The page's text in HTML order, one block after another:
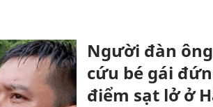
Người đàn
cứu bé gái
điểm sạt lở ở